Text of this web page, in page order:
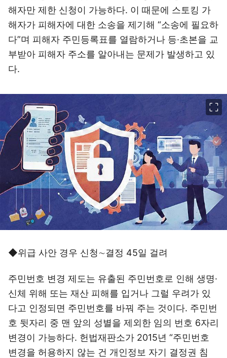
해자만 제한 신청이 가능하다. 이 때문에 스토킹 가
해자가 피해자에 대한 소송을 제기해 “소송에 필요하
다”며 피해자 주민등록표를 열람하거나 등·초본을 교
부받아 피해자 주소를 알아내는 문제가 발생하고 있
다.
◆위급 사안 경우 신청∼결정 45일 걸려
주민번호 변경 제도는 유출된 주민번호로 인해 생명·
신체 위해 또는 재산 피해를 입거나 그럴 우려가 있
다고 인정되면 주민번호를 바꿔 주는 것이다. 주민번
호 뒷자리 중 맨 앞의 성별을 제외한 임의 번호 6자리
변경이 가능하다. 헌법재판소가 2015년 “주민번호
변경을 허용하지 않는 건 개인정보 자기 결정권 침